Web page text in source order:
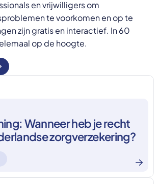
en vrijwilligers om
te voorkomen en op te
zijn gratis en interactief. In 60
op de hoogte.
Wanneer heb je recht
zorgverzekering?